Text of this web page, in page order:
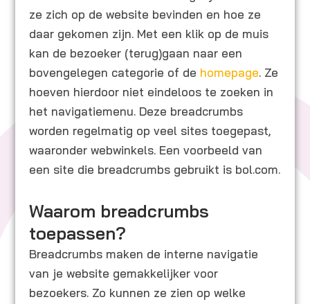
ze zich op de website bevinden en hoe ze
daar gekomen zijn. Met een klik op de muis
kan de bezoeker (terug)gaan naar een
bovengelegen categorie of de homepage. Ze
hoeven hierdoor niet eindeloos te zoeken in
het navigatiemenu. Deze breadcrumbs
worden regelmatig op veel sites toegepast,
waaronder webwinkels. Een voorbeeld van
een site die breadcrumbs gebruikt is bol.com.
Waarom breadcrumbs
toepassen?
Breadcrumbs maken de interne navigatie
van je website gemakkelijker voor
bezoekers. Zo kunnen ze zien op welke